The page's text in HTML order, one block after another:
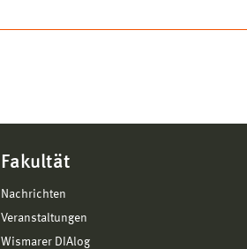
Fakultät
Nachrichten
Veranstaltungen
Wismarer DIAlog